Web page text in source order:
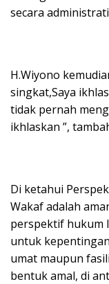
secara
H.Wiyono
singkat,Saya
tidak pernah
ikhlaskan ”,
Di ketahui
Wakaf adalah
perspektif hukum
untuk
umat maupun
bentuk amal, di